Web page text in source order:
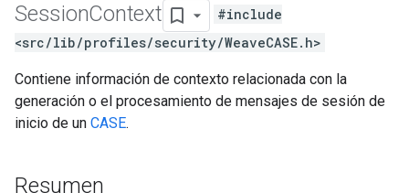
SessionContext
#include
<src/lib/profiles/security/WeaveCASE.h>
Contiene información de contexto relacionada con la
generación o el procesamiento de mensajes de sesión de
inicio de un CASE.
Resumen